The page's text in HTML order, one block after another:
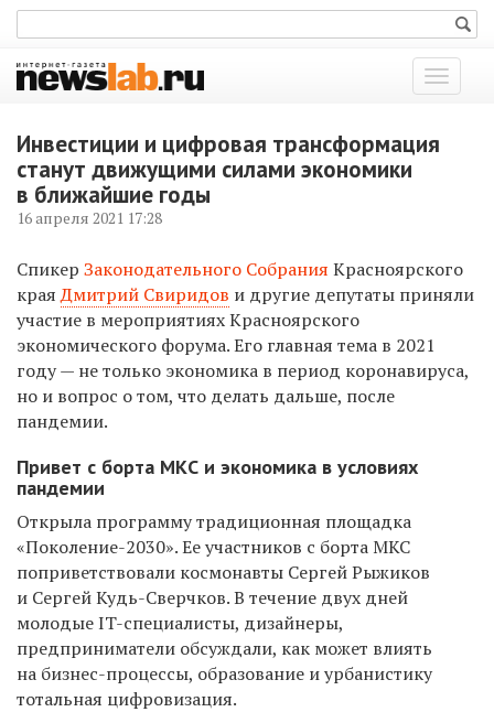
Показать
меню
Инвестиции и цифровая трансформация
станут движущими силами экономики
в ближайшие годы
16 апреля 2021 17:28
Спикер Законодательного Собрания Красноярского
краяДмитрий Свиридов и другие депутаты приняли
участие в мероприятиях Красноярского
экономического форума. Его главная тема в 2021
году — не только экономика в период коронавируса,
но и вопрос о том, что делать дальше, после
пандемии.
Привет с борта МКС и экономика в условиях
пандемии
Открыла программу традиционная площадка
«Поколение-2030». Ее участников с борта МКС
поприветствовали космонавты Сергей Рыжиков
и Сергей Кудь-Сверчков. В течение двух дней
молодые IT-специалисты, дизайнеры,
предприниматели обсуждали, как может влиять
на бизнес-процессы, образование и урбанистику
тотальная цифровизация.